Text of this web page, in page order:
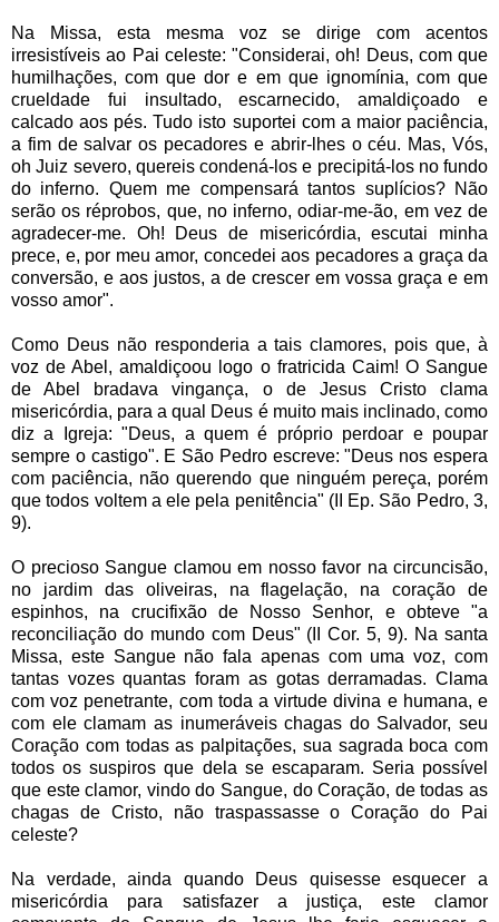
Na Missa, esta mesma voz se dirige com acentos
irresistíveis ao Pai celeste: "Considerai, oh! Deus, com que
humilhações, com que dor e em que ignomínia, com que
crueldade fui insultado, escarnecido, amaldiçoado e
calcado aos pés. Tudo isto suportei com a maior paciência,
a fim de salvar os pecadores e abrir-lhes o céu. Mas, Vós,
oh Juiz severo, quereis condená-los e precipitá-los no fundo
do inferno. Quem me compensará tantos suplícios? Não
serão os réprobos, que, no inferno, odiar-me-ão, em vez de
agradecer-me. Oh! Deus de misericórdia, escutai minha
prece, e, por meu amor, concedei aos pecadores a graça da
conversão, e aos justos, a de crescer em vossa graça e em
vosso amor".
Como Deus não responderia a tais clamores, pois que, à
voz de Abel, amaldiçoou logo o fratricida Caim! O Sangue
de Abel bradava vingança, o de Jesus Cristo clama
misericórdia, para a qual Deus é muito mais inclinado, como
diz a Igreja: "Deus, a quem é próprio perdoar e poupar
sempre o castigo". E São Pedro escreve: "Deus nos espera
com paciência, não querendo que ninguém pereça, porém
que todos voltem a ele pela penitência" (II Ep. São Pedro, 3,
9).
O precioso Sangue clamou em nosso favor na circuncisão,
no jardim das oliveiras, na flagelação, na coração de
espinhos, na crucifixão de Nosso Senhor, e obteve "a
reconciliação do mundo com Deus" (II Cor. 5, 9). Na santa
Missa, este Sangue não fala apenas com uma voz, com
tantas vozes quantas foram as gotas derramadas. Clama
com voz penetrante, com toda a virtude divina e humana, e
com ele clamam as inumeráveis chagas do Salvador, seu
Coração com todas as palpitações, sua sagrada boca com
todos os suspiros que dela se escaparam. Seria possível
que este clamor, vindo do Sangue, do Coração, de todas as
chagas de Cristo, não traspassasse o Coração do Pai
celeste?
Na verdade, ainda quando Deus quisesse esquecer a
misericórdia para satisfazer a justiça, este clamor